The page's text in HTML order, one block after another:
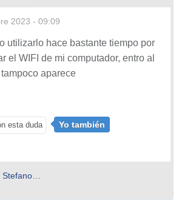
2023 - 09:09
utilizarlo hace bastante tiempo por
el WIFI de mi computador, entro al
aparece
esta duda Yo también
Stefano1408